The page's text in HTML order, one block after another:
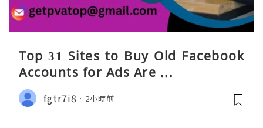
Top 31 Sites to Buy Old Facebook
Accounts​ for Ads Are ...
fgtr7i8 2小時前